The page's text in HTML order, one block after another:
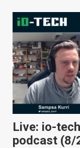
Live: io-
podcast (8/